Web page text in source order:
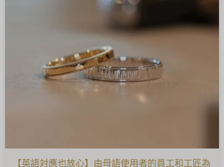
【英語対應也放心】由母語使用者的員工和工匠為